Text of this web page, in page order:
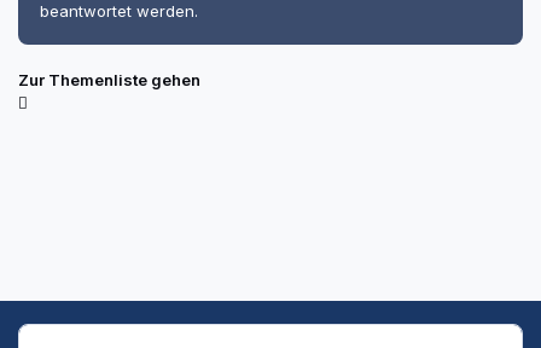
beantwortet werden.
Zur Themenliste gehen